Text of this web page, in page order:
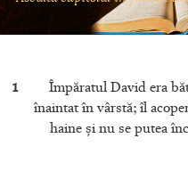
1
Împăratul David era
înaintat în vârstă; îl
haine şi nu se putea